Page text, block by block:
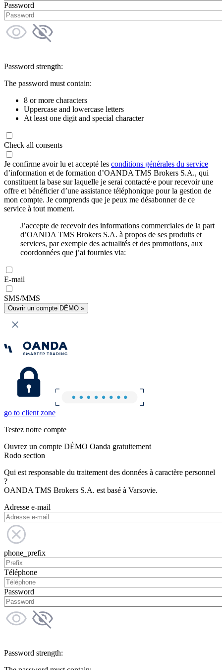
Password
Password strength:
The password must contain:
8 or more characters
Uppercase and lowercase letters
At least one digit and special character
Check all consents
Je confirme avoir lu et accepté les conditions générales du service
d’information et de formation d’OANDA TMS Brokers S.A., qui
constituent la base sur laquelle je serai contacté·e pour recevoir une
offre et bénéficier d’une assistance téléphonique pour la gestion de
mon compte. Je comprends que je peux me désabonner de ce
service à tout moment.
J’accepte de recevoir des informations commerciales de la part
d’OANDA TMS Brokers S.A. à propos de ses produits et
services, par exemple des actualités et des promotions, aux
coordonnées que j’ai fournies via:
E-mail
SMS/MMS
Ouvrir un compte DÉMO »
go to client zone
Testez notre compte
Ouvrez un compte DÉMO Oanda gratuitement
Rodo section
Qui est responsable du traitement des données à caractère personnel
?
OANDA TMS Brokers S.A. est basé à Varsovie.
Adresse e-mail
phone_prefix
Téléphone
Password
Password strength: